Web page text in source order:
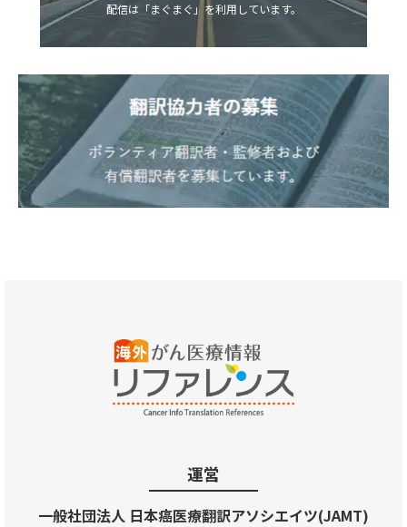
配信は「まぐまぐ」を利用しています。
運営
一般社団法人 日本癌医療翻訳アソシエイツ(JAMT)